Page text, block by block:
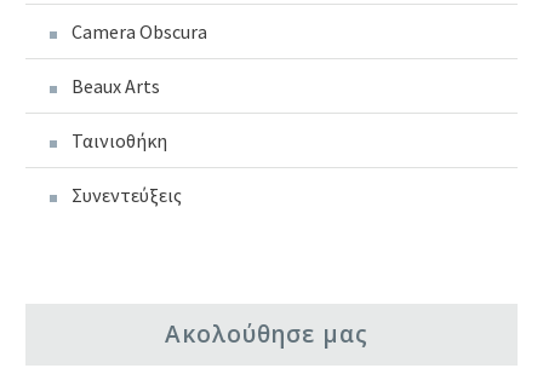
Camera Obscura
Beaux Arts
Ταινιοθήκη
Συνεντεύξεις
Ακολούθησε μας